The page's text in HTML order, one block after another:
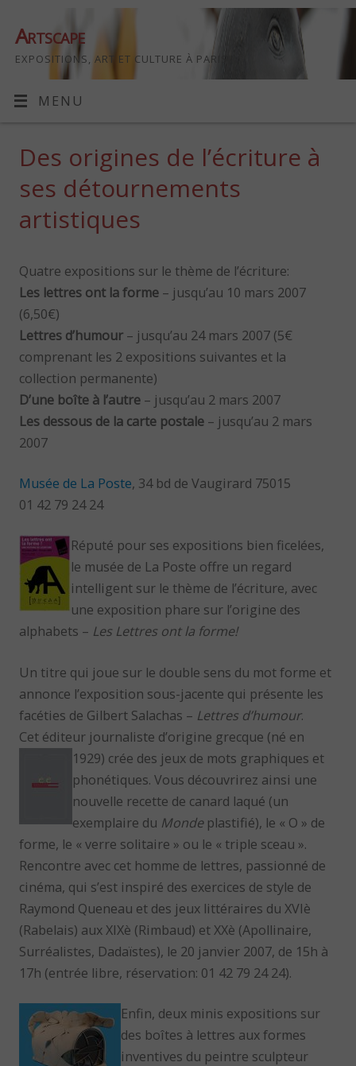
Artscape
EXPOSITIONS, ART ET CULTURE À PARIS
MENU
Des origines de l’écriture à
ses détournements
artistiques
Quatre expositions sur le thème de l’écriture:
Les lettres ont la forme – jusqu’au 10 mars 2007
(6,50€)
Lettres d’humour – jusqu’au 24 mars 2007 (5€
comprenant les 2 expositions suivantes et la
collection permanente)
D’une boîte à l’autre – jusqu’au 2 mars 2007
Les dessous de la carte postale – jusqu’au 2 mars
2007
Musée de La Poste, 34 bd de Vaugirard 75015
01 42 79 24 24
Réputé pour ses expositions bien ficelées,
le musée de La Poste offre un regard
intelligent sur le thème de l’écriture, avec
une exposition phare sur l’origine des
alphabets – Les Lettres ont la forme!
Un titre qui joue sur le double sens du mot forme et
annonce l’exposition sous-jacente qui présente les
facéties de Gilbert Salachas – Lettres d’humour.
Cet éditeur journaliste d’origine grecque (né en
1929) crée des jeux de mots graphiques et
phonétiques. Vous découvrirez ainsi une
nouvelle recette de canard laqué (un
exemplaire du Mondeplastifié), le « O » de
forme, le « verre solitaire » ou le « triple sceau ».
Rencontre avec cet homme de lettres, passionné de
cinéma, qui s’est inspiré des exercices de style de
Raymond Queneau et des jeux littéraires du XVIè
(Rabelais) aux XIXè (Rimbaud) et XXè (Apollinaire,
Surréalistes, Dadaïstes), le 20 janvier 2007, de 15h à
17h (entrée libre, réservation: 01 42 79 24 24).
Enfin, deux minis expositions sur
des boîtes à lettres aux formes
inventives du peintre sculpteur